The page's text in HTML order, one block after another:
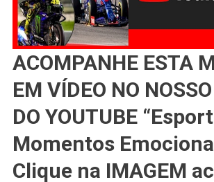
ACOMPANHE ESTA
EM VÍDEO NO
DO YOUTUBE
Momentos
Clique na IMAGEM